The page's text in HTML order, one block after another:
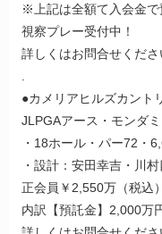
※上記は全額て入会金で
視察プレー受付中！
詳しくはお問合せくださ
●カメリアヒルズカント
JLPGAアース・モンダ
・18ホール・パー72・
・設計：安田幸吉・川村
正会員￥2,550万（税込）
内訳【預託金】2,000万